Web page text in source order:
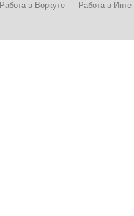
Работа в Воркуте Работа в Инте